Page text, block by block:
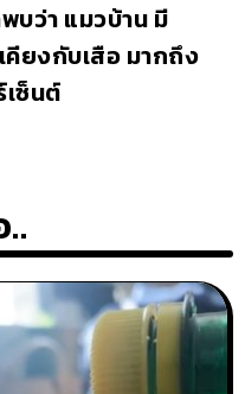
บว่า แมวบ้าน มี
คียงกับเสือ มากถึง
เซ็นต์